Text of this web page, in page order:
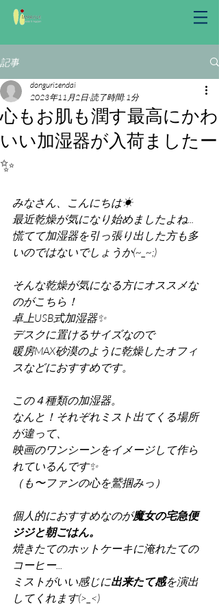
記事
心もお肌も潤す最高にかわ
いい加湿器が入荷ましたー
✨
dongurisendai
2023年11月2日 読了時間: 1分
みなさん、こんにちは☀︎
最近乾燥が気になり始めましたよね...
慌てて加湿器を引っ張り出した方も多
いのではないでしょうか(~_~;)
そんな乾燥が気になる方にオススメな
のがこちら！
卓上USB式加湿器✨
デスクに置けるサイズなので
暖房MAX砂漠のように乾燥したオフィ
スなどにおすすめです。
この４種類の加湿器。
なんと！それぞれミスト出てくる場所
が違って、
映画のワンシーンをイメージして作ら
れているんです✨
（も〜ファンの心を鷲掴みっ）
個人的におすすめなのが魔女の宅急便
ジジと朝ごはん。
焼きたてのホットケーキに淹れたての
コーヒー...
ミストがいい感じに出来たて感を演出
してくれます(>_<)